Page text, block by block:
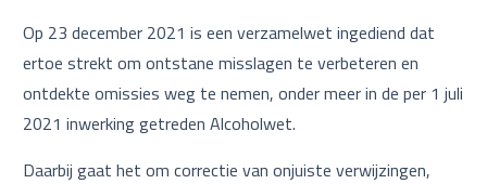
Op 23 december 2021 is een verzamelwet ingediend dat
ertoe strekt om ontstane misslagen te verbeteren en
ontdekte omissies weg te nemen, onder meer in de per 1 juli
2021 inwerking getreden Alcoholwet.
Daarbij gaat het om correctie van onjuiste verwijzingen,